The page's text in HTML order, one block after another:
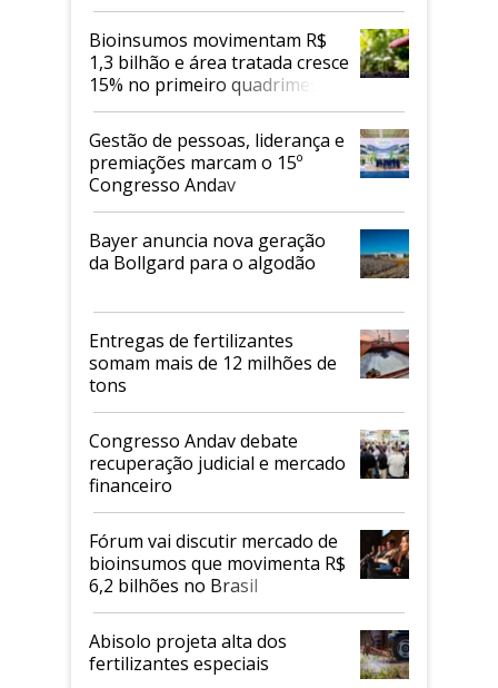
Bioinsumos movimentam R$
1,3 bilhão e área tratada cresce
15% no primeiro quadrimestre
de 2026
Gestão de pessoas, liderança e
premiações marcam o 15º
Congresso Andav
Bayer anuncia nova geração
da Bollgard para o algodão
Entregas de fertilizantes
somam mais de 12 milhões de
tons
Congresso Andav debate
recuperação judicial e mercado
financeiro
Fórum vai discutir mercado de
bioinsumos que movimenta R$
6,2 bilhões no Brasil
Abisolo projeta alta dos
fertilizantes especiais